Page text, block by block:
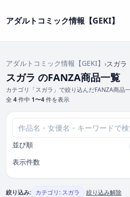
アダルトコミック情報【GEKI】
アダルトコミック情報【GEKI】 ›スガラ
スガラ のFANZA商品一覧
カテゴリ「スガラ」で絞り込んだFANZA商品一
全 4件中 1〜4件を表示
並び順
表示件数
絞り込み: カテゴリ: スガラ 絞り込み解除